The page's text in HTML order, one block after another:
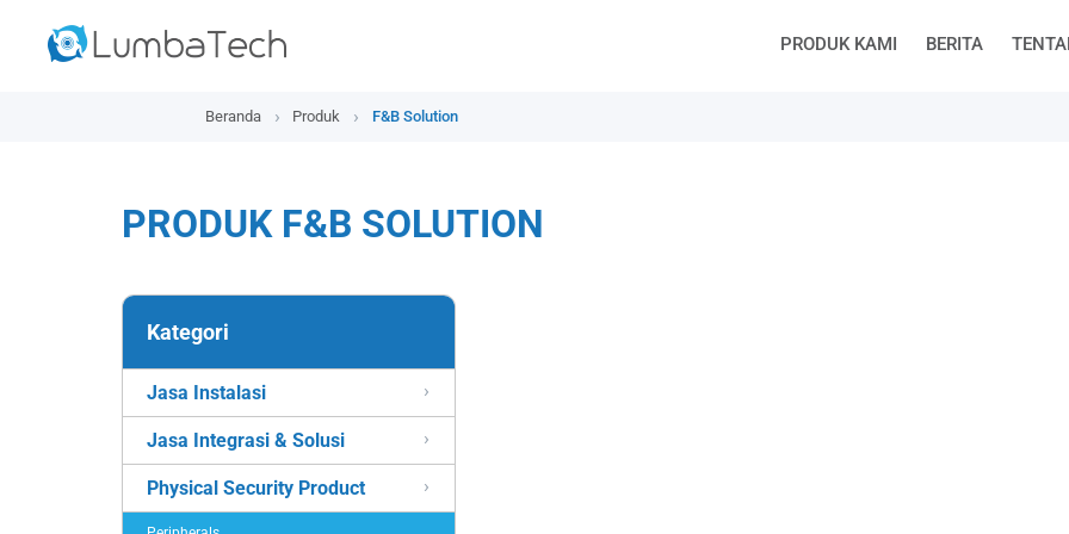
PRODUK KAMI BERITA
Beranda Produk F&B Solution
PRODUK F&B SOLUTION
Kategori
Jasa Instalasi
Jasa Integrasi & Solusi
Physical Security Product